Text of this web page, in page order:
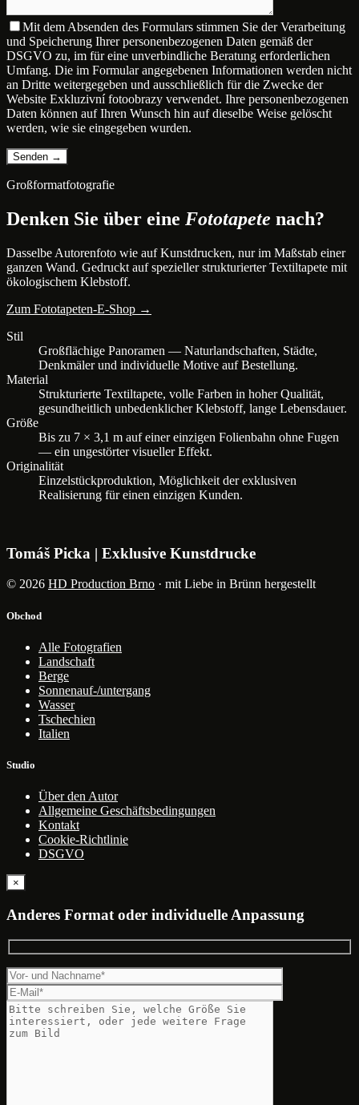
Mit dem Absenden des Formulars stimmen Sie der Verarbeitung
und Speicherung Ihrer personenbezogenen Daten gemäß der
DSGVO zu, im für eine unverbindliche Beratung erforderlichen
Umfang. Die im Formular angegebenen Informationen werden nicht
an Dritte weitergegeben und ausschließlich für die Zwecke der
Website Exkluzivní fotoobrazy verwendet. Ihre personenbezogenen
Daten können auf Ihren Wunsch hin auf dieselbe Weise gelöscht
werden, wie sie eingegeben wurden.
Großformatfotografie
Denken Sie über eine Fototapete nach?
Dasselbe Autorenfoto wie auf Kunstdrucken, nur im Maßstab einer
ganzen Wand. Gedruckt auf spezieller strukturierter Textiltapete mit
ökologischem Klebstoff.
Zum Fototapeten-E-Shop →
Stil
Großflächige Panoramen — Naturlandschaften, Städte,
Denkmäler und individuelle Motive auf Bestellung.
Material
Strukturierte Textiltapete, volle Farben in hoher Qualität,
gesundheitlich unbedenklicher Klebstoff, lange Lebensdauer.
Größe
Bis zu 7 × 3,1 m auf einer einzigen Folienbahn ohne Fugen
— ein ungestörter visueller Effekt.
Originalität
Einzelstückproduktion, Möglichkeit der exklusiven
Realisierung für einen einzigen Kunden.
Tomáš Picka | Exklusive Kunstdrucke
© 2026 HD Production Brno · mit Liebe in Brünn hergestellt
Obchod
Alle Fotografien
Landschaft
Berge
Sonnenauf-/untergang
Wasser
Tschechien
Italien
Studio
Über den Autor
Allgemeine Geschäftsbedingungen
Kontakt
Cookie-Richtlinie
DSGVO
×
Anderes Format oder individuelle Anpassung